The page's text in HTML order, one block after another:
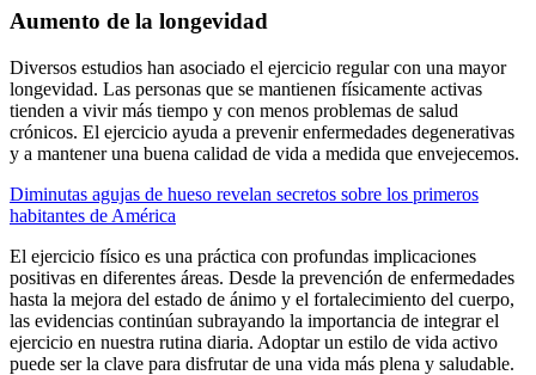
Aumento de la longevidad
Diversos estudios han asociado el ejercicio regular con una mayor
longevidad. Las personas que se mantienen físicamente activas
tienden a vivir más tiempo y con menos problemas de salud
crónicos. El ejercicio ayuda a prevenir enfermedades degenerativas
y a mantener una buena calidad de vida a medida que envejecemos.
Diminutas agujas de hueso revelan secretos sobre los primeros
habitantes de América
El ejercicio físico es una práctica con profundas implicaciones
positivas en diferentes áreas. Desde la prevención de enfermedades
hasta la mejora del estado de ánimo y el fortalecimiento del cuerpo,
las evidencias continúan subrayando la importancia de integrar el
ejercicio en nuestra rutina diaria. Adoptar un estilo de vida activo
puede ser la clave para disfrutar de una vida más plena y saludable.